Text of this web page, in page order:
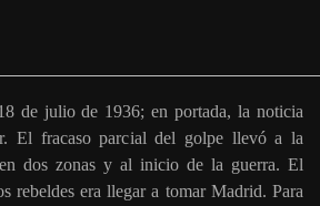
de julio de 1936; en portada, la noticia
El fracaso parcial del golpe llevó a la
dos zonas y al inicio de la guerra. El
rebeldes era llegar a tomar Madrid. Para